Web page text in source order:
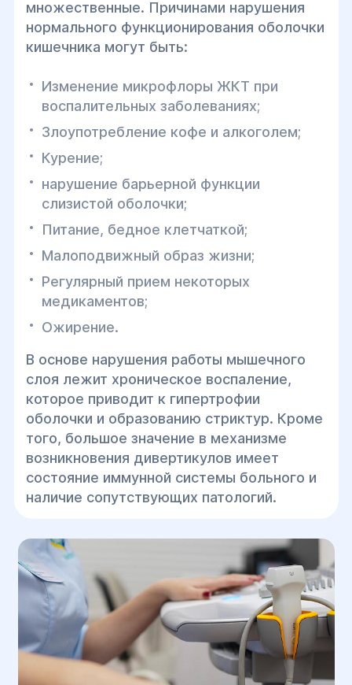
множественные. Причинами нарушения
нормального функционирования оболочки
кишечника могут быть:
Изменение микрофлоры ЖКТ при
воспалительных заболеваниях;
Злоупотребление кофе и алкоголем;
Курение;
нарушение барьерной функции
слизистой оболочки;
Питание, бедное клетчаткой;
Малоподвижный образ жизни;
Регулярный прием некоторых
медикаментов;
Ожирение.
В основе нарушения работы мышечного
слоя лежит хроническое воспаление,
которое приводит к гипертрофии
оболочки и образованию стриктур. Кроме
того, большое значение в механизме
возникновения дивертикулов имеет
состояние иммунной системы больного и
наличие сопутствующих патологий.